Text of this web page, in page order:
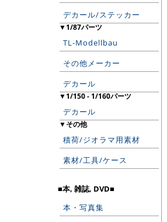
デカール/ステッカー
▼1/87パーツ
TL-Modellbau
その他メーカー
デカール
▼1/150 - 1/160パーツ
デカール
▼その他
積荷/ジオラマ用素材
素材/工具/ケース
■本, 雑誌, DVD■
本・写真集